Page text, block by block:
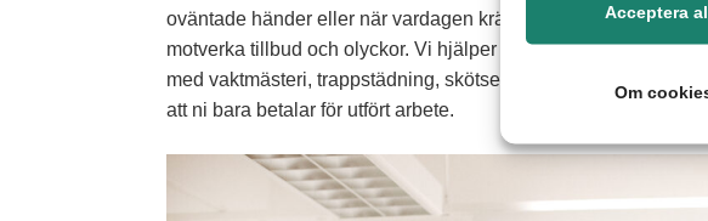
oväntade händer eller när vardagen kräver extra stöd, vi
motverka tillbud och olyckor. Vi hjälper verksamheter som
med vaktmästeri, trappstädning, skötsel av grönytor och andra
att ni bara betalar för utfört arbete.
Acceptera
Om